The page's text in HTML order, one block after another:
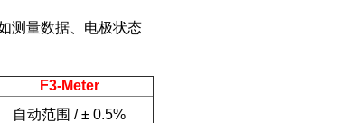
测量数据、电极状态
F3-Meter
自动范围 / ± 0.5%